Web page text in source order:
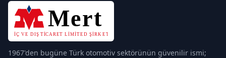
1967'den bugüne Türk otomotiv sektörünün güvenilir ismi;